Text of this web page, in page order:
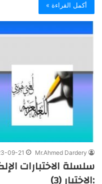
أكمل القراءة »
Mr.Ahmed Dardery
09-21
سلسلة الاختبارات